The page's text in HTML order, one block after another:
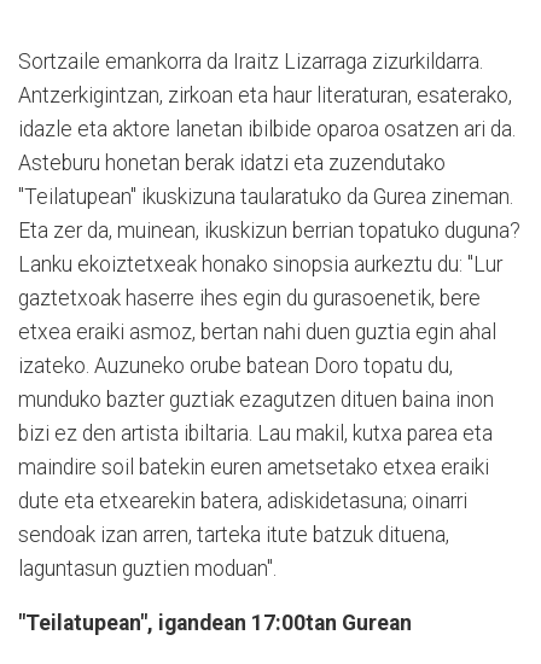
Sortzaile emankorra da Iraitz Lizarraga zizurkildarra.
Antzerkigintzan, zirkoan eta haur literaturan, esaterako,
idazle eta aktore lanetan ibilbide oparoa osatzen ari da.
Asteburu honetan berak idatzi eta zuzendutako
"Teilatupean" ikuskizuna taularatuko da Gurea zineman.
Eta zer da, muinean, ikuskizun berrian topatuko duguna?
Lanku ekoiztetxeak honako sinopsia aurkeztu du: "Lur
gaztetxoak haserre ihes egin du gurasoenetik, bere
etxea eraiki asmoz, bertan nahi duen guztia egin ahal
izateko. Auzuneko orube batean Doro topatu du,
munduko bazter guztiak ezagutzen dituen baina inon
bizi ez den artista ibiltaria. Lau makil, kutxa parea eta
maindire soil batekin euren ametsetako etxea eraiki
dute eta etxearekin batera, adiskidetasuna; oinarri
sendoak izan arren, tarteka itute batzuk dituena,
laguntasun guztien moduan".
"Teilatupean", igandean 17:00tan Gurean